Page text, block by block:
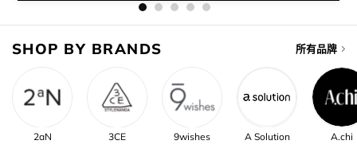
SHOP BY BRANDS 所有品牌
2aN 3CE 9wishes A Solution A.chi